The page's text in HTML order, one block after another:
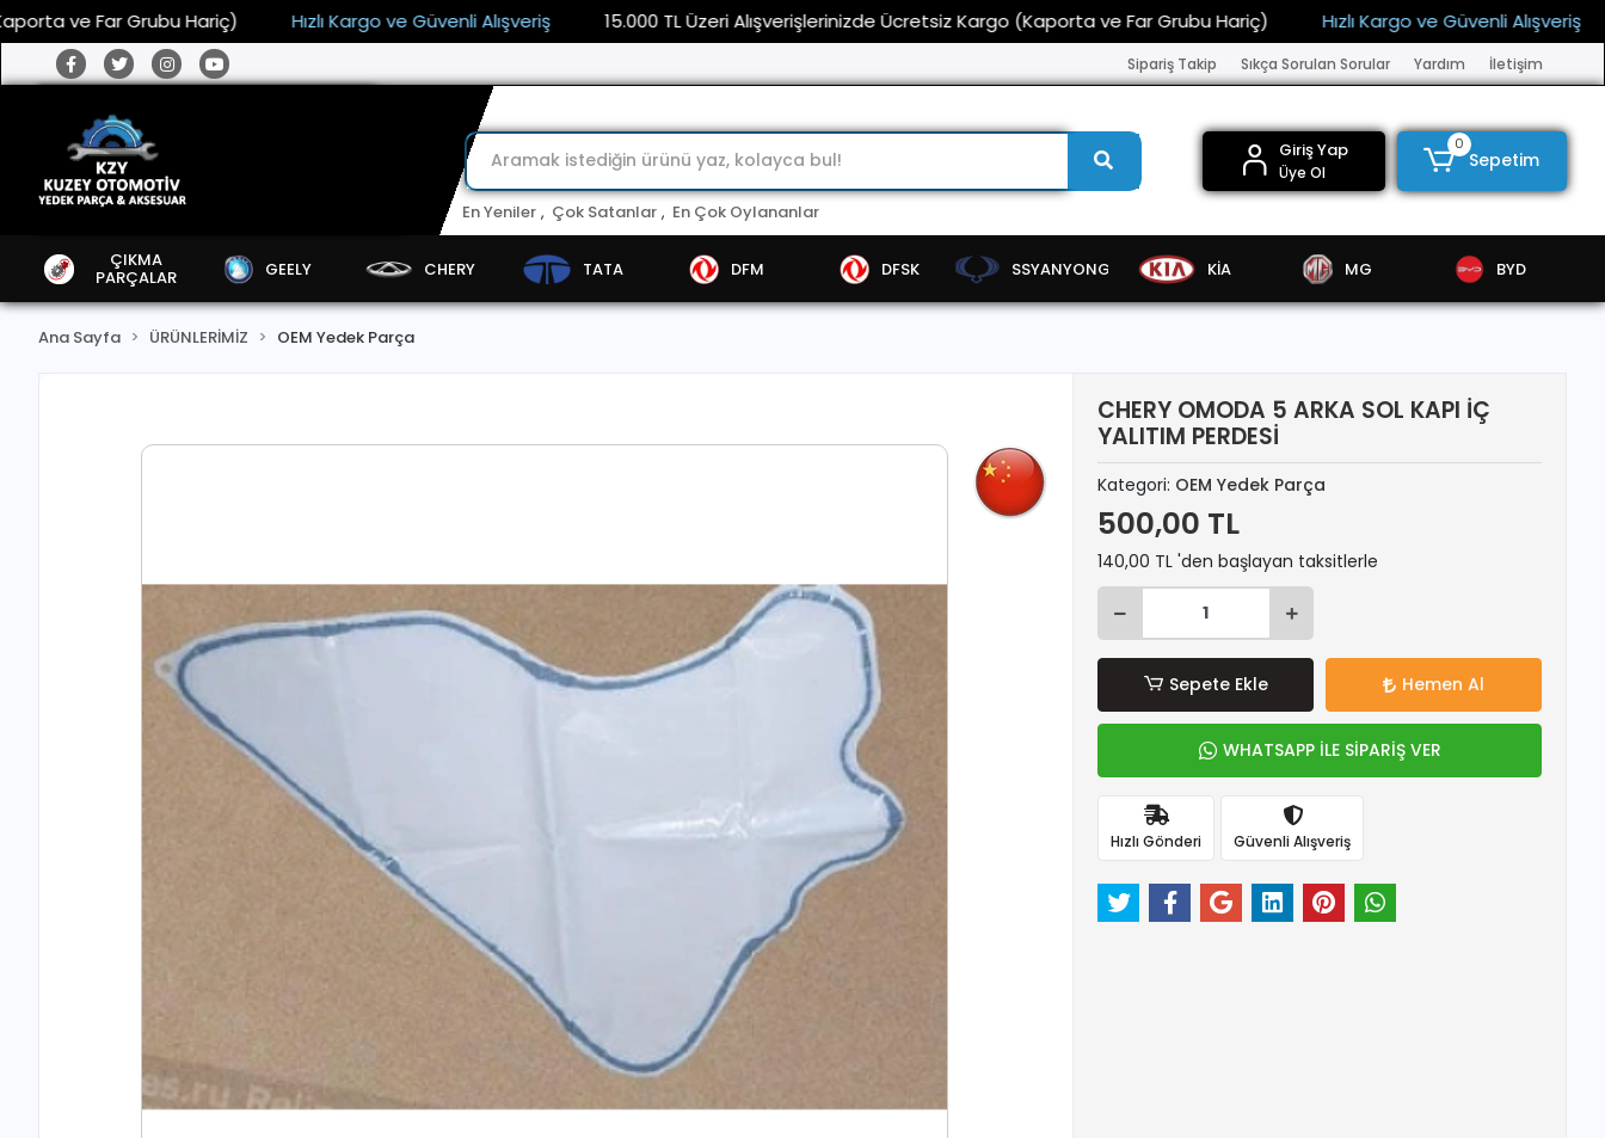
Far Grubu Hariç) Hızlı Kargo ve Güvenli Alışveriş 15.000 TL Üzeri Alışverişlerinizde Ücretsiz Kargo (Kaporta ve Far Grubu Hariç) Hızlı Kargo ve Güvenli Alışveriş
Sipariş Takip Sıkça Sorulan Sorular Yardım İletişim
En Yeniler , Çok Satanlar , En Çok Oylananlar
Giriş Yap
Üye Ol
0
Sepetim
ÇIKMA
PARÇALAR GEELY CHERY TATA DFM DFSK SSYANYONG KİA MG BYD
Ana Sayfa ÜRÜNLERİMİZ OEM Yedek Parça
CHERY OMODA 5 ARKA SOL KAPI İÇ
YALITIM PERDESİ
Kategori: OEM Yedek Parça
500,00 TL
140,00 TL 'den başlayan taksitlerle
Sepete Ekle Hemen Al
WHATSAPP İLE SİPARİŞ VER
Hızlı Gönderi Güvenli Alışveriş